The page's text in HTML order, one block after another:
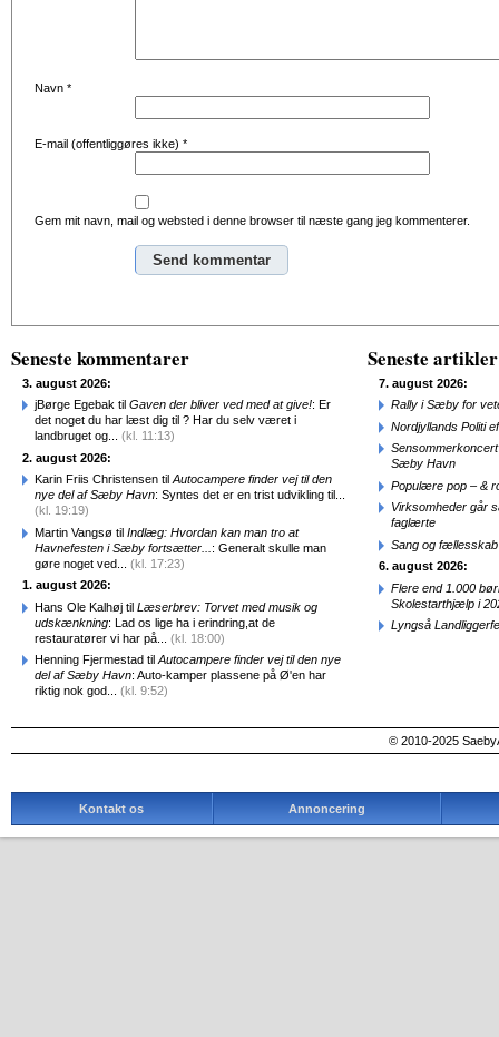
Navn *
E-mail (offentliggøres ikke) *
Gem mit navn, mail og websted i denne browser til næste gang jeg kommenterer.
Seneste kommentarer
3. august 2026:
jBørge Egebak til Gaven der bliver ved med at give!: Er
det noget du har læst dig til ? Har du selv været i
landbruget og... (kl. 11:13)
2. august 2026:
Karin Friis Christensen til Autocampere finder vej til den
nye del af Sæby Havn: Syntes det er en trist udvikling til...
(kl. 19:19)
Martin Vangsø til Indlæg: Hvordan kan man tro at
Havnefesten i Sæby fortsætter... : Generalt skulle man
gøre noget ved... (kl. 17:23)
1. august 2026:
Hans Ole Kalhøj til Læserbrev: Torvet med musik og
udskænkning: Lad os lige ha i erindring,at de
restauratører vi har på... (kl. 18:00)
Henning Fjermestad til Autocampere finder vej til den nye
del af Sæby Havn: Auto-kamper plassene på Ø'en har
riktig nok god... (kl. 9:52)
Seneste artikler
7. august 2026:
Rally i Sæby for
Nordjyllands Politi
Sæby Havn
Populære pop – &
Virksomheder går
faglærte
Sang og
6. august 2026:
Flere end 1.000
Skolestarthjælp i
Lyngså
© 2010-2025
Kontakt os Annoncering